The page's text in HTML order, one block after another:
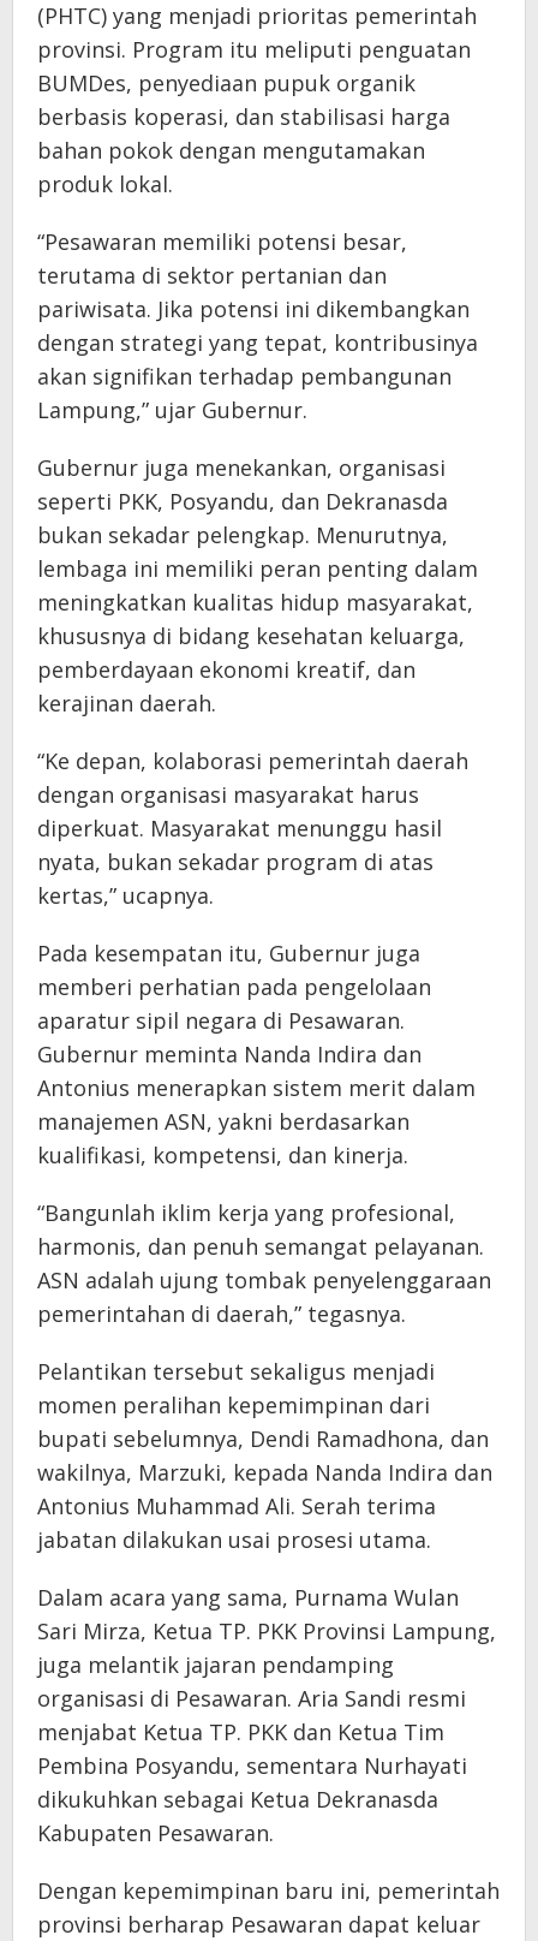
(PHTC) yang menjadi prioritas pemerintah
provinsi. Program itu meliputi penguatan
BUMDes, penyediaan pupuk organik
berbasis koperasi, dan stabilisasi harga
bahan pokok dengan mengutamakan
produk lokal.
“Pesawaran memiliki potensi besar,
terutama di sektor pertanian dan
pariwisata. Jika potensi ini dikembangkan
dengan strategi yang tepat, kontribusinya
akan signifikan terhadap pembangunan
Lampung,” ujar Gubernur.
Gubernur juga menekankan, organisasi
seperti PKK, Posyandu, dan Dekranasda
bukan sekadar pelengkap. Menurutnya,
lembaga ini memiliki peran penting dalam
meningkatkan kualitas hidup masyarakat,
khususnya di bidang kesehatan keluarga,
pemberdayaan ekonomi kreatif, dan
kerajinan daerah.
“Ke depan, kolaborasi pemerintah daerah
dengan organisasi masyarakat harus
diperkuat. Masyarakat menunggu hasil
nyata, bukan sekadar program di atas
kertas,” ucapnya.
Pada kesempatan itu, Gubernur juga
memberi perhatian pada pengelolaan
aparatur sipil negara di Pesawaran.
Gubernur meminta Nanda Indira dan
Antonius menerapkan sistem merit dalam
manajemen ASN, yakni berdasarkan
kualifikasi, kompetensi, dan kinerja.
“Bangunlah iklim kerja yang profesional,
harmonis, dan penuh semangat pelayanan.
ASN adalah ujung tombak penyelenggaraan
pemerintahan di daerah,” tegasnya.
Pelantikan tersebut sekaligus menjadi
momen peralihan kepemimpinan dari
bupati sebelumnya, Dendi Ramadhona, dan
wakilnya, Marzuki, kepada Nanda Indira dan
Antonius Muhammad Ali. Serah terima
jabatan dilakukan usai prosesi utama.
Dalam acara yang sama, Purnama Wulan
Sari Mirza, Ketua TP. PKK Provinsi Lampung,
juga melantik jajaran pendamping
organisasi di Pesawaran. Aria Sandi resmi
menjabat Ketua TP. PKK dan Ketua Tim
Pembina Posyandu, sementara Nurhayati
dikukuhkan sebagai Ketua Dekranasda
Kabupaten Pesawaran.
Dengan kepemimpinan baru ini, pemerintah
provinsi berharap Pesawaran dapat keluar